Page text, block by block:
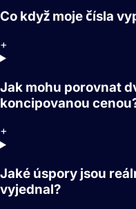
Co když moje čísla
+
Jak mohu porovnat
koncipovanou
+
Jaké úspory jsou
vyjednal?